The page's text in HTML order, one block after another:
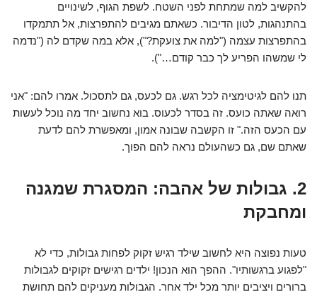
להקשיב למה שמתחת לפני השטח. לשפת הגוף, לשינויים
בהתנהגות, לטון הדיבור. כשאתם מגיבים להתפרצות, אל תתמקדו
בהתפרצות עצמה ("למה את צועקת?"), אלא במה שקדם לה ("נדמה
לי שמשהו הפריע לך כבר קודם…").
תנו להם לגיטימציה לכל רגש. גם לכעס, גם לתסכול. אמרו להם: "אני
רואה שאתה כועס. זה בסדר לכעוס. בוא נחשוב יחד מה נוכל לעשות
עם הכעס הזה." זו הקשבה שבונה אמון, ומאפשרת להם לדעת
שאתם שם, גם כשהעולם נראה להם הפוך.
2. גבולות של אהבה: המסגרת שמגנה
ומחבקת
טעות נפוצה היא לחשוב שילד רגיש זקוק לפחות גבולות, כדי לא
"לפגוע ברגשותיו". ההפך הוא הנכון! ילדים רגישים זקוקים לגבולות
ברורים ויציבים יותר מכל ילד אחר. הגבולות מעניקים להם תחושת